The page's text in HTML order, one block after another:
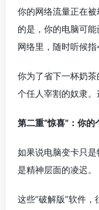
你的网络流量正在
的是，你的电脑可
网络里，随时听候指
你为了省下一杯奶
个任人宰割的奴隶。
第二重“惊喜”：你的
如果说电脑变卡只
是精神层面的凌迟。
这些“破解版”软件